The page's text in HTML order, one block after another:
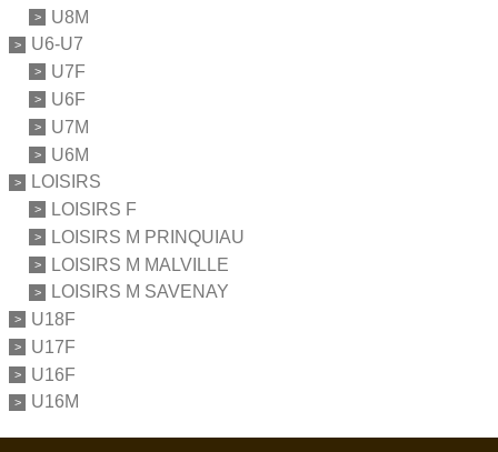
U8M
U6-U7
U7F
U6F
U7M
U6M
LOISIRS
LOISIRS F
LOISIRS M PRINQUIAU
LOISIRS M MALVILLE
LOISIRS M SAVENAY
U18F
U17F
U16F
U16M